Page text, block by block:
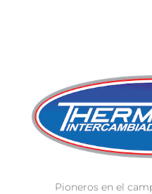
Pioneros en el